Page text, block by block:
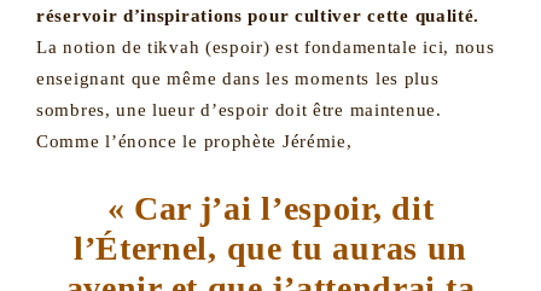
réservoir d’inspirations pour cultiver cette qualité.
La notion de tikvah (espoir) est fondamentale ici, nous
enseignant que même dans les moments les plus
sombres, une lueur d’espoir doit être maintenue.
Comme l’énonce le prophète Jérémie,
« Car j’ai l’espoir, dit
l’Éternel, que tu auras un